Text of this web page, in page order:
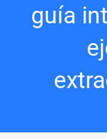
guía